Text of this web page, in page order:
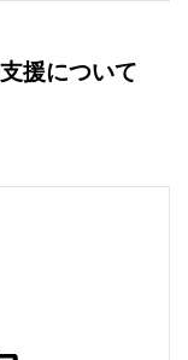
援について